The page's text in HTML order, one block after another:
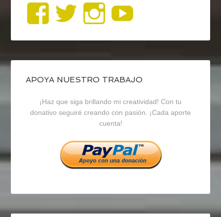
Ver
perfil
de
blogrecursosep
en
Facebook
Ver
perfil
de
recursosep
en
Twitter
Ver
perfil
de
recursosep
en
Instagram
APOYA NUESTRO TRABAJO
¡Haz que siga brillando mi creatividad! Con tu
donativo seguiré creando con pasión. ¡Cada aporte
cuenta!